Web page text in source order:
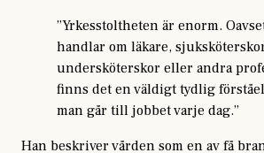
”Yrkesstoltheten är enorm.
handlar om läkare,
undersköterskor eller andra
finns det en väldigt tydlig
man går till jobbet varje dag.”
Han beskriver vården som en av få